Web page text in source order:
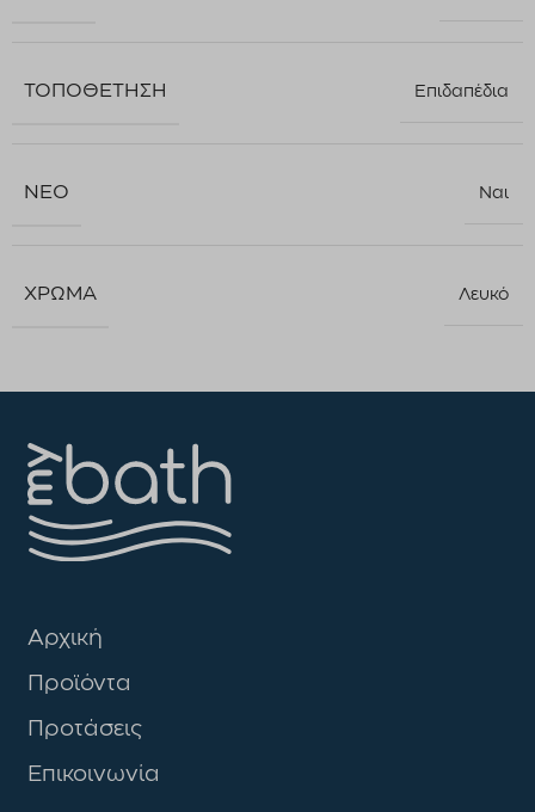
ΤΟΠΟΘΈΤΗΣΗ Επιδαπέδια
ΝΈΟ Ναι
ΧΡΏΜΑ Λευκό
Αρχική
Προϊόντα
Προτάσεις
Επικοινωνία